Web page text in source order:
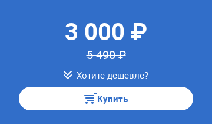
3 000 ₽
5 490 ₽
Хотите дешевле?
Купить